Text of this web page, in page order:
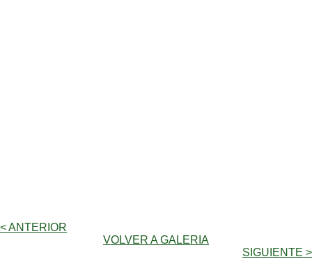
< ANTERIOR
VOLVER A GALERIA
SIGUIENTE >